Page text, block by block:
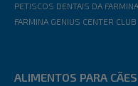
PETISCOS DENTAIS DA FARMINA
FARMINA GENIUS CENTER CLUB
ALIMENTOS PARA CÃES